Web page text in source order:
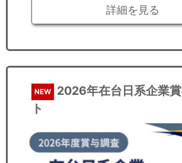
詳細を見る
NEW
2026年在台日系企業
ト